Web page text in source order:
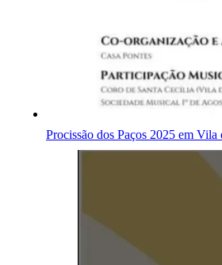
Procissão dos Paços 2025 em Vila